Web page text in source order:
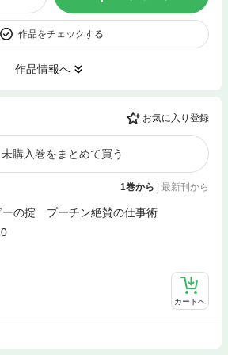
作品をチェックする
作品情報へ
お気に入り登録
未購入巻をまとめて買う
1巻から 最新刊から
ーの掟 プーチン絶賛の仕事術
カートへ